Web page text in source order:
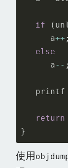
if (
a++ ;
else
a-- ;
printf
return
}
使用